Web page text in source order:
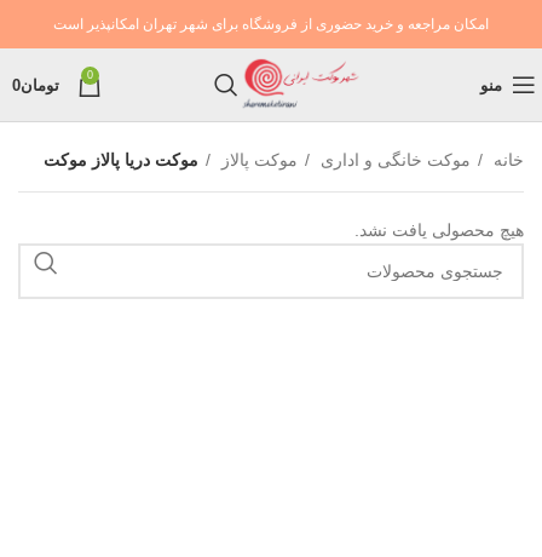
امکان مراجعه و خرید حضوری از فروشگاه برای شهر تهران امکانپذیر است
منو
0
تومان0
خانه موکت خانگی و اداری موکت پالاز موکت دریا پالاز موکت
هیچ محصولی یافت نشد.